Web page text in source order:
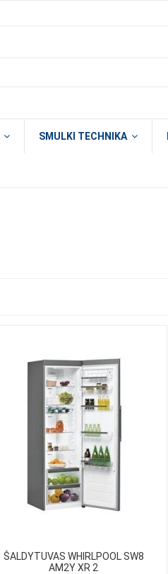
SMULKI TECHNIKA
ŠALDYTUVAS WHIRLPOOL SW8
AM2Y XR 2